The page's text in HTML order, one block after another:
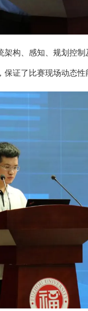
构、感知、规划控
证了比赛现场动态性